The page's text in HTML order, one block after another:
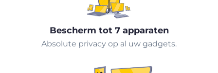
Bescherm tot 7 apparaten
Absolute privacy op al uw gadgets.